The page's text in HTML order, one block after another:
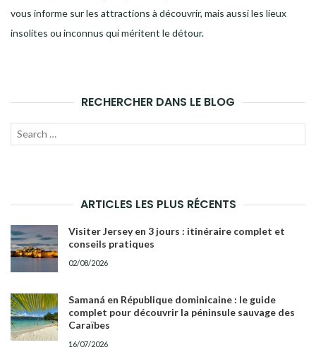
vous informe sur les attractions à découvrir, mais aussi les lieux
insolites ou inconnus qui méritent le détour.
RECHERCHER DANS LE BLOG
Recherche
ARTICLES LES PLUS RÉCENTS
Visiter Jersey en 3 jours : itinéraire complet et
conseils pratiques
02/08/2026
Samaná en République dominicaine : le guide
complet pour découvrir la péninsule sauvage des
Caraïbes
16/07/2026